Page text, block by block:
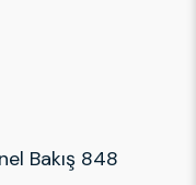
Bakış 848